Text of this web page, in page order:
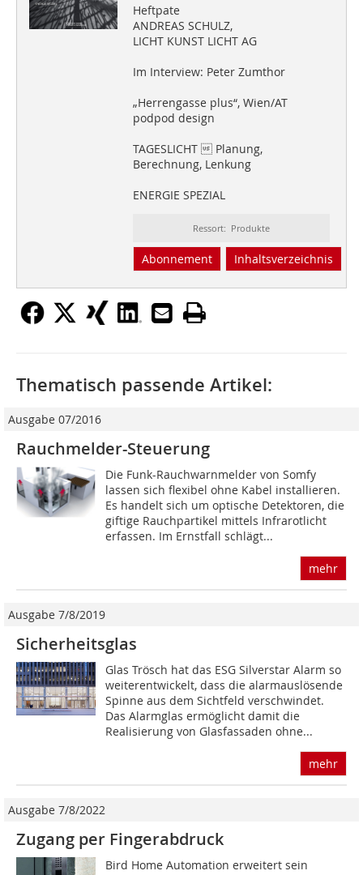
Heftpate
ANDREAS SCHULZ,
LICHT KUNST LICHT AG
Im Interview: Peter Zumthor
„Herrengasse plus“, Wien/AT
podpod design
TAGESLICHT  Planung,
Berechnung, Lenkung
ENERGIE SPEZIAL
Ressort: Produkte
Abonnement Inhaltsverzeichnis
Thematisch passende Artikel:
Ausgabe 07/2016
Rauchmelder-Steuerung
Die Funk-Rauchwarnmelder von Somfy
lassen sich flexibel ohne Kabel installieren.
Es handelt sich um optische Detektoren, die
giftige Rauchpartikel mittels Infrarotlicht
erfassen. Im Ernstfall schlägt...
mehr
Ausgabe 7/8/2019
Sicherheitsglas
Glas Trösch hat das ESG Silverstar Alarm so
weiterentwickelt, dass die alarmauslösende
Spinne aus dem Sichtfeld verschwindet.
Das Alarmglas ermöglicht damit die
Realisierung von Glasfassaden ohne...
mehr
Ausgabe 7/8/2022
Zugang per Fingerabdruck
Bird Home Automation erweitert sein